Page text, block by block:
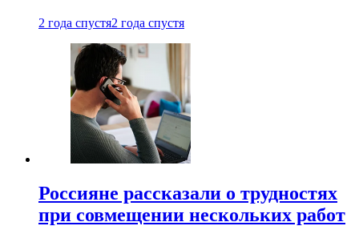
2 года спустя2 года спустя
Россияне рассказали о трудностях
при совмещении нескольких работ